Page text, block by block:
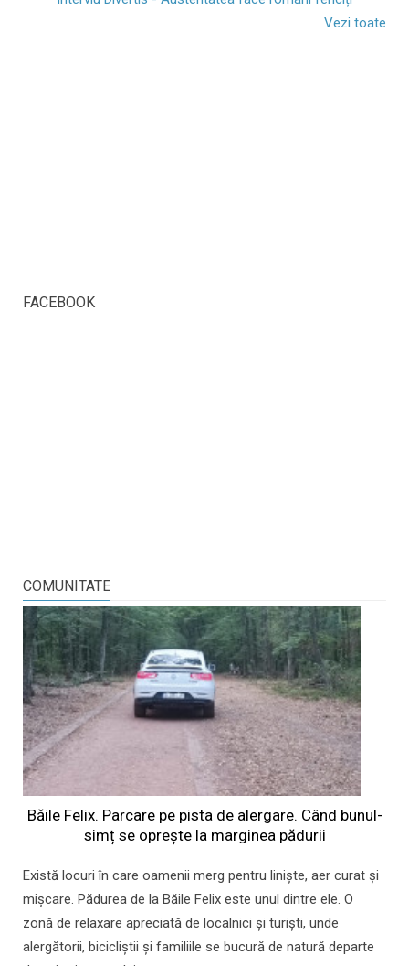
Vezi toate
FACEBOOK
COMUNITATE
Băile Felix. Parcare pe pista de alergare. Când bunul-
simț se oprește la marginea pădurii
Există locuri în care oamenii merg pentru liniște, aer curat și
mișcare. Pădurea de la Băile Felix este unul dintre ele. O
zonă de relaxare apreciată de localnici și turiști, unde
alergătorii, bicicliștii și familiile se bucură de natură departe